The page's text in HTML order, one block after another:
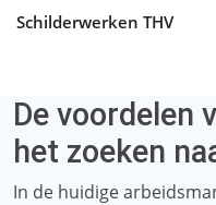
Schilderwerken THV
De voordelen
het zoeken
In de huidige